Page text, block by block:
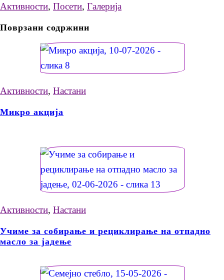
Активности, Посети, Галерија
Поврзани содржини
Активности, Настани
Микро акција
Активности, Настани
Учиме за собирање и рециклирање на отпадно
масло за јадење